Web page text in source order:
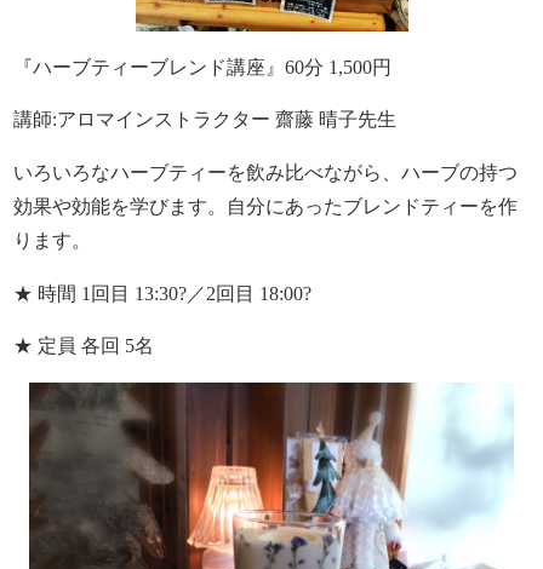
『ハーブティーブレンド講座』60分 1,500円
講師:アロマインストラクター 齋藤 晴子先生
いろいろなハーブティーを飲み比べながら、ハーブの持つ
効果や効能を学びます。自分にあったブレンドティーを作
ります。
★ 時間 1回目 13:30?／2回目 18:00?
★ 定員 各回 5名